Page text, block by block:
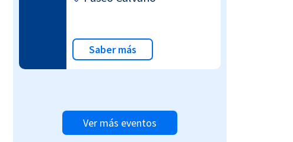
Saber más
Ver más eventos